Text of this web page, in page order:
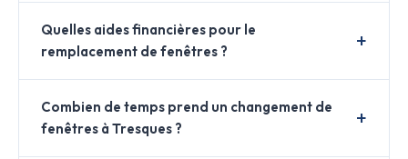
Quelles aides financières pour le
remplacement de fenêtres ?
Combien de temps prend un changement de
fenêtres à Tresques ?